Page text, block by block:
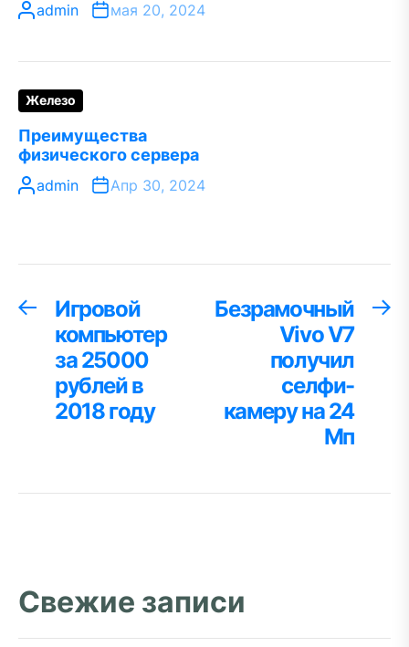
admin мая 20, 2024
Железо
Преимущества
физического сервера
admin Апр 30, 2024
Навигация
записям
Предыдущая
запись:
Игровой
компьютер
за 25000
рублей в
2018 году
Безрамочный
Vivo V7
получил
селфи-
камеру на 24
Мп
Свежие записи